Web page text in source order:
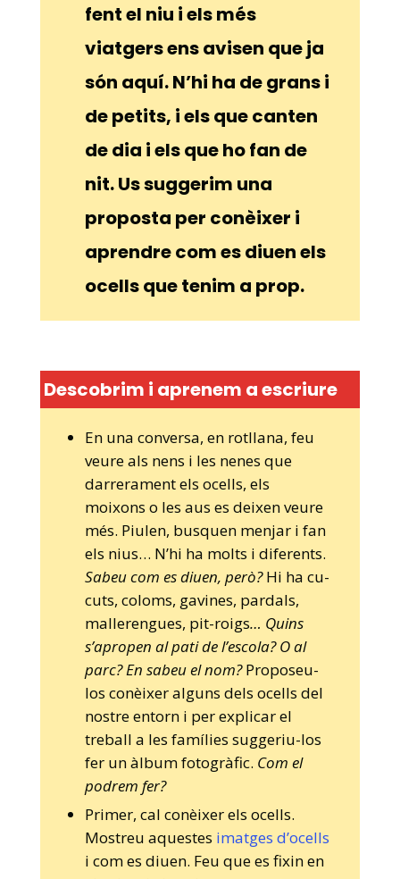
fent el niu i els més
viatgers ens avisen que ja
són aquí. N’hi ha de grans i
de petits, i els que canten
de dia i els que ho fan de
nit. Us suggerim una
proposta per conèixer i
aprendre com es diuen els
ocells que tenim a prop.
Descobrim i aprenem a escriure
En una conversa, en rotllana, feu
veure als nens i les nenes que
darrerament els ocells, els
moixons o les aus es deixen veure
més. Piulen, busquen menjar i fan
els nius… N’hi ha molts i diferents.
Sabeu com es diuen, però?Hi ha cu-
cuts, coloms, gavines, pardals,
mallerengues, pit-roigs… Quins
s’apropen al pati de l’escola? O al
parc? En sabeu el nom?Proposeu-
los conèixer alguns dels ocells del
nostre entorn i per explicar el
treball a les famílies suggeriu-los
fer un àlbum fotogràfic. Com el
podrem fer?
Primer, cal conèixer els ocells.
Mostreu aquestes imatges d’ocells
i com es diuen. Feu que es fixin en